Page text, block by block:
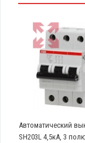
Автоматический
SH203L 4,5кА, 3